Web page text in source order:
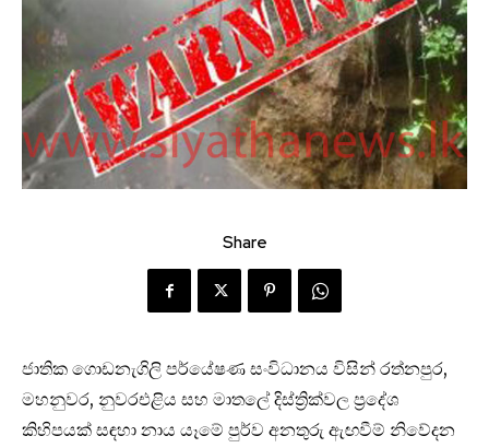
Share
ජාතික ගොඩනැගිලි පර්යේෂණ සංවිධානය විසින් රත්නපුර,
මහනුවර, නුවරඑළිය සහ මාතලේ දිස්ත්‍රික්වල ප්‍රදේශ
කිහිපයක් සඳහා නාය යෑමේ පුර්ව අනතුරු ඇඟවීම් නිවේදන